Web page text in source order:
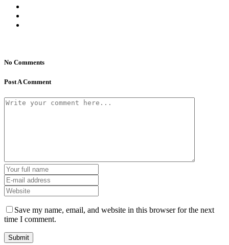
No Comments
Post A Comment
Save my name, email, and website in this browser for the next
time I comment.